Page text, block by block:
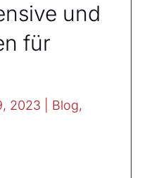
und
für
2023 Blog,